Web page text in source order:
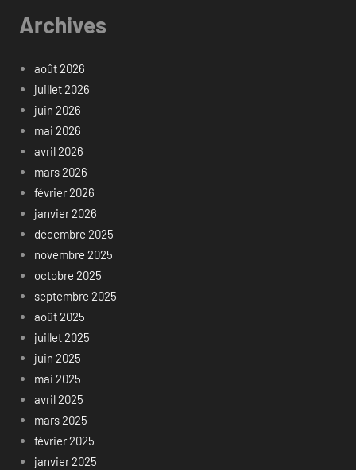
Archives
août 2026
juillet 2026
juin 2026
mai 2026
avril 2026
mars 2026
février 2026
janvier 2026
décembre 2025
novembre 2025
octobre 2025
septembre 2025
août 2025
juillet 2025
juin 2025
mai 2025
avril 2025
mars 2025
février 2025
janvier 2025